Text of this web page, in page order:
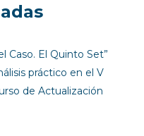
Caso. El Quinto Set”
práctico en el V
de Actualización